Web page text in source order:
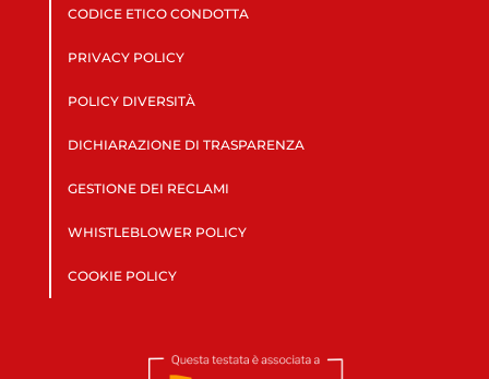
CODICE ETICO CONDOTTA
PRIVACY POLICY
POLICY DIVERSITÀ
DICHIARAZIONE DI TRASPARENZA
GESTIONE DEI RECLAMI
WHISTLEBLOWER POLICY
COOKIE POLICY